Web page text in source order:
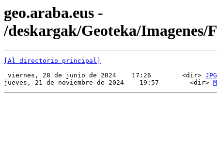
geo.araba.eus -
/deskargak/Geoteka/Imagenes/
[Al directorio principal]
viernes, 28 de junio de 2024    17:26        <dir> JPG
jueves, 21 de noviembre de 2024    19:57        <dir>